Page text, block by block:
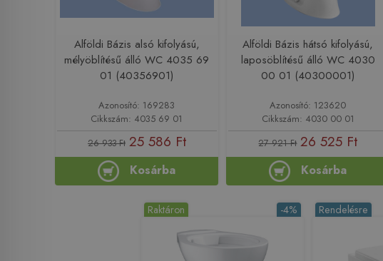
Alföldi Bázis alsó kifolyású,
mélyöblítésű álló WC 4035 69
01 (40356901)
Azonosító: 169283
Cikkszám: 4035 69 01
26 933 Ft 25 586 Ft
Kosárba
Alföldi Bázis hátsó kifolyású,
laposöblítésű álló WC 4030
00 01 (40300001)
Azonosító: 123620
Cikkszám: 4030 00 01
27 921 Ft 26 525 Ft
Kosárba
-4%
Raktáron Rendelésre